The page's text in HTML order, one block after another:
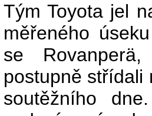
Tým Toyota jel
měřeného
se
postupně střídali
soutěžního